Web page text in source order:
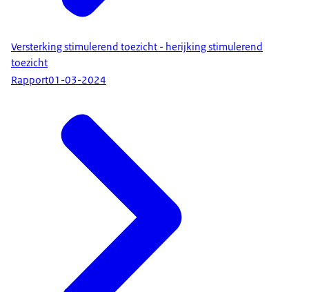
Versterking stimulerend toezicht - herijking stimulerend
toezicht
Rapport01-03-2024